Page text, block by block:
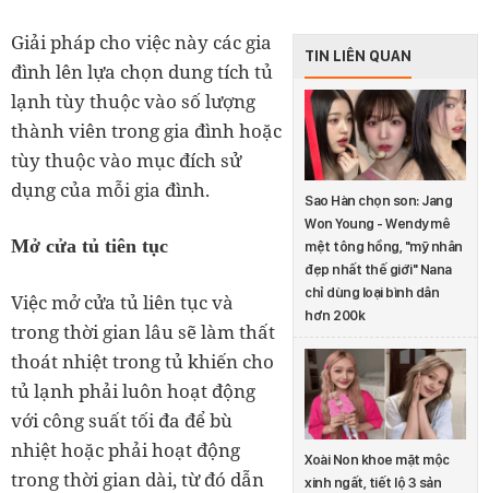
TIN LIÊN QUAN
Sao Hàn chọn son: Jang
Won Young - Wendy mê
mệt tông hồng, "mỹ nhân
đẹp nhất thế giới" Nana
chỉ dùng loại bình dân
hơn 200k
Xoài Non khoe mặt mộc
xinh ngất, tiết lộ 3 sản
Giải pháp cho việc này các gia
đình lên lựa chọn dung tích tủ
lạnh tùy thuộc vào số lượng
thành viên trong gia đình hoặc
tùy thuộc vào mục đích sử
dụng của mỗi gia đình.
Mở cửa tủ tiên tục
Việc mở cửa tủ liên tục và
trong thời gian lâu sẽ làm thất
thoát nhiệt trong tủ khiến cho
tủ lạnh phải luôn hoạt động
với công suất tối đa để bù
nhiệt hoặc phải hoạt động
trong thời gian dài, từ đó dẫn